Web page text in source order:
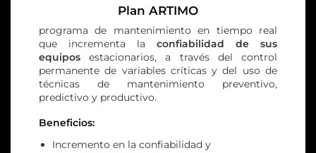
Plan ARTIMO
programa de mantenimiento en tiempo real
que incrementa la confiabilidad de sus
equiposestacionarios, a través del control
permanente de variables críticas y del uso de
técnicas de mantenimiento preventivo,
predictivo y productivo.
Beneficios:
Incremento en la confiabilidad y